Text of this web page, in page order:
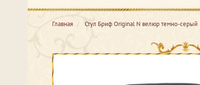
Главная Стул Бриф Original N велюр темно-серый